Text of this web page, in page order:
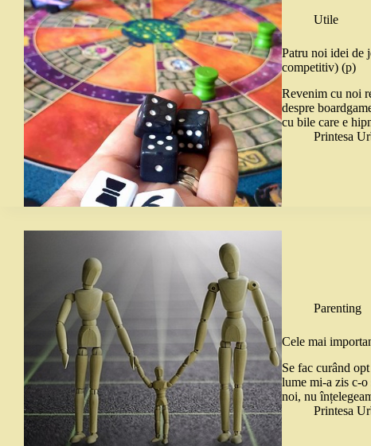
Utile
Patru noi idei de
competitiv) (p)
Revenim cu noi
despre
cu bile care e
Printesa
Parenting
Cele mai
Se fac curând
lume mi-a zis c-o
noi, nu
Printesa